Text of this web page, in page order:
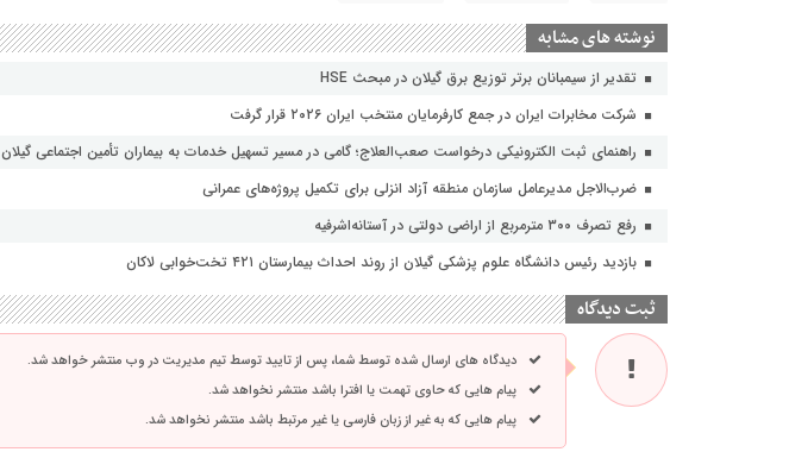
نوشته های مشابه
تقدیر از سیمبانان برتر توزیع برق گیلان در مبحث HSE
شرکت مخابرات ایران در جمع کارفرمایان منتخب ایران ۲۰۲۶ قرار گرفت
راهنمای ثبت الکترونیکی درخواست صعب‌العلاج؛ گامی در مسیر تسهیل خدمات به بیماران تأمین اجتماعی گیلان
ضرب‌الاجل مدیرعامل سازمان منطقه آزاد انزلی برای تکمیل پروژه‌های عمرانی
رفع تصرف ۳۰۰ مترمربع از اراضی دولتی در آستانه‌اشرفیه
بازدید رئیس دانشگاه علوم پزشکی گیلان از روند احداث بیمارستان ۴۲۱ تخت‌خوابی لاکان
ثبت دیدگاه
دیدگاه های ارسال شده توسط شما، پس از تایید توسط تیم مدیریت در وب منتشر خواهد شد.
پیام هایی که حاوی تهمت یا افترا باشد منتشر نخواهد شد.
پیام هایی که به غیر از زبان فارسی یا غیر مرتبط باشد منتشر نخواهد شد.